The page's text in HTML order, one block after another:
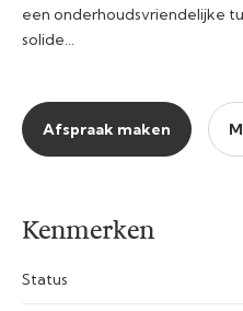
een onderhoudsvriendelijke
solide…
Afspraak maken
Kenmerken
Status